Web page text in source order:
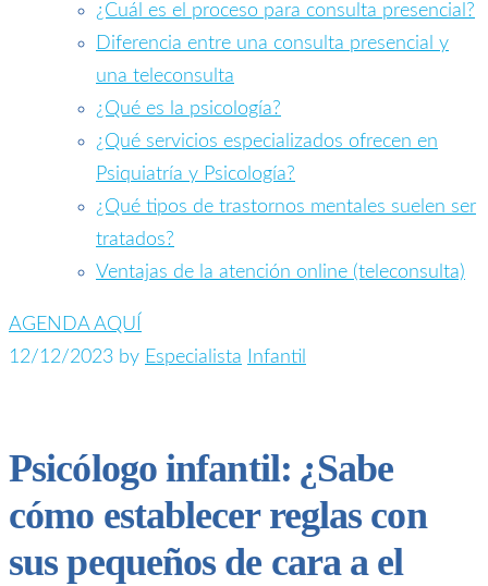
¿Cuál es el proceso para consulta presencial?
Diferencia entre una consulta presencial y
una teleconsulta
¿Qué es la psicología?
¿Qué servicios especializados ofrecen en
Psiquiatría y Psicología?
¿Qué tipos de trastornos mentales suelen ser
tratados?
Ventajas de la atención online (teleconsulta)
AGENDA AQUÍ
12/12/2023 by Especialista Infantil
Psicólogo infantil: ¿Sabe
cómo establecer reglas con
sus pequeños de cara a el